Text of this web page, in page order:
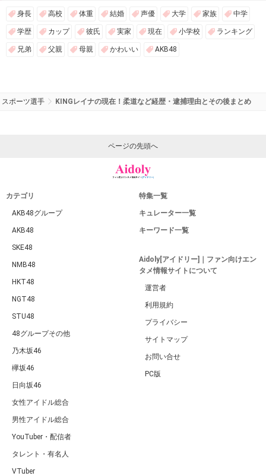
身長 高校 体重 結婚 声優 大学 家族 中学
学歴 カップ 彼氏 実家 現在 小学校 ランキング
兄弟 父親 母親 かわいい AKB48
スポーツ選手 KINGレイナの現在！柔道など経歴・逮捕理由とその後まとめ
ページの先頭へ
カテゴリ
AKB48グループ
AKB48
SKE48
NMB48
HKT48
NGT48
STU48
48グループその他
乃木坂46
欅坂46
日向坂46
女性アイドル総合
男性アイドル総合
YouTuber・配信者
タレント・有名人
VTuber
特集一覧
キュレーター一覧
キーワード一覧
Aidoly[アイドリー]｜ファン向けエン
タメ情報サイトについて
運営者
利用規約
プライバシー
サイトマップ
お問い合せ
PC版